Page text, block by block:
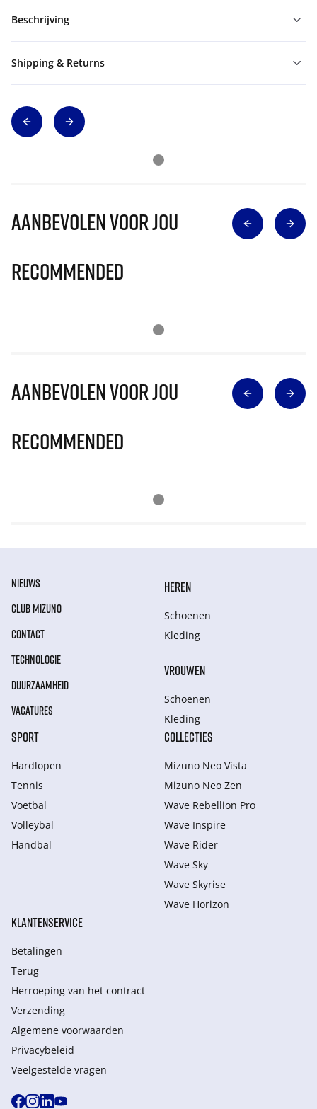
Beschrijving
Shipping & Returns
Aanbevolen voor jou
Recommended
Aanbevolen voor jou
Recommended
NIEUWS
CLUB MIZUNO
CONTACT
TECHNOLOGIE
DUURZAAMHEID
VACATURES
HEREN
Schoenen
Kleding
VROUWEN
Schoenen
Kleding
SPORT
Hardlopen
Tennis
Voetbal
Volleybal
Handbal
COLLECTIES
Mizuno Neo Vista
Mizuno Neo Zen
Wave Rebellion Pro
Wave Inspire
Wave Rider
Wave Sky
Wave Skyrise
Wave Horizon
KLANTENSERVICE
Betalingen
Terug
Herroeping van het contract
Verzending
Algemene voorwaarden
Privacybeleid
Veelgestelde vragen